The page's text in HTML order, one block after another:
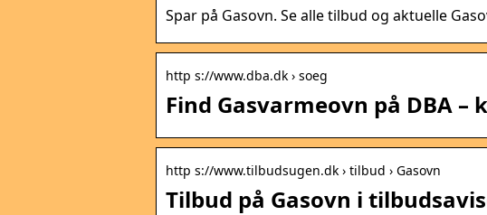
Spar på Gasovn. Se alle tilbud og aktuelle
http s://www.dba.dk › soeg
Find Gasvarmeovn på DBA
http s://www.tilbudsugen.dk › tilbud › Gasovn
Tilbud på Gasovn i